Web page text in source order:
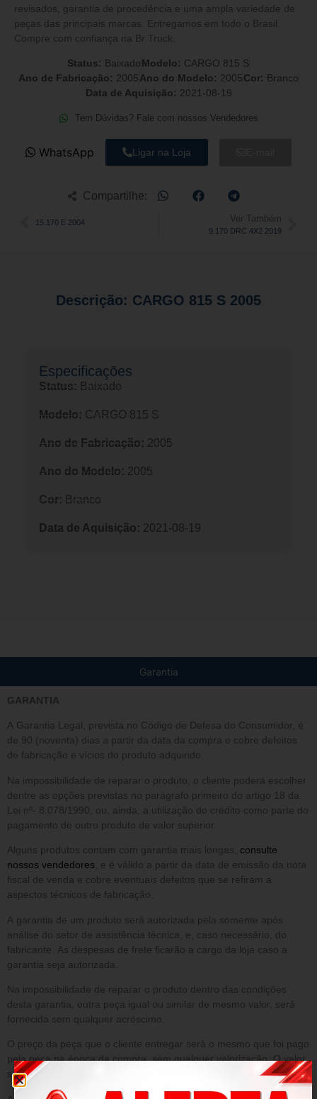
revisados, garantia de procedência e uma ampla variedade de
peças das principais marcas. Entregamos em todo o Brasil.
Compre com confiança na Br Truck.
Status: BaixadoModelo: CARGO 815 S
Ano de Fabricação: 2005Ano do Modelo: 2005Cor: Branco
Data de Aquisição: 2021-08-19
Tem Dúvidas? Fale com nossos Vendedores
WhatsApp Ligar na Loja
Compartilhe:
15.170 E 2004 Ver Também
9.170 DRC 4X2 2019
Descrição: CARGO 815 S 2005
Especificações​
Status: Baixado
Modelo: CARGO 815 S
Ano de Fabricação: 2005
Ano do Modelo: 2005
Cor: Branco
Data de Aquisição: 2021-08-19
Garantia
GARANTIA
A Garantia Legal, prevista no Código de Defesa do Consumidor, é
de 90 (noventa) dias a partir da data da compra e cobre defeitos
de fabricação e vícios do produto adquirido.
Na impossibilidade de reparar o produto, o cliente poderá escolher
dentre as opções previstas no parágrafo primeiro do artigo 18 da
Lei nº- 8.078/1990, ou, ainda, a utilização do crédito como parte do
pagamento de outro produto de valor superior.
Alguns produtos contam com garantia mais longas, consulte
nossos vendedores , e é válido a partir da data de emissão da nota
fiscal de venda e cobre eventuais defeitos que se refiram a
aspectos técnicos de fabricação.
A garantia de um produto será autorizada pela somente após
análise do setor de assistência técnica, e, caso necessário, do
fabricante. As despesas de frete ficarão a cargo da loja caso a
garantia seja autorizada.
Na impossibilidade de reparar o produto dentro das condições
desta garantia, outra peça igual ou similar de mesmo valor, será
fornecida sem qualquer acréscimo.
O preço da peça que o cliente entregar será o mesmo que foi pago
pela peça na época da compra, sem qualquer valorização. O valor
será o que constar no sistema da loja.